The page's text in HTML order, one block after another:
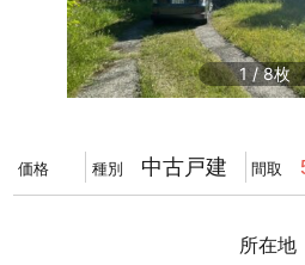
1/8
価格 種別 中古戸建 間取
所在地